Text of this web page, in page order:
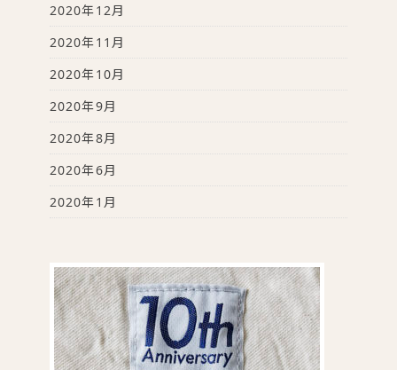
2020年12月
2020年11月
2020年10月
2020年9月
2020年8月
2020年6月
2020年1月